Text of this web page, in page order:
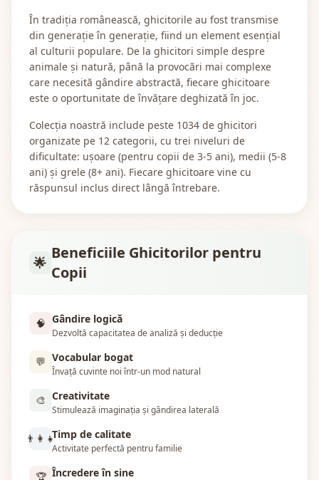
În tradiția românească, ghicitorile au fost transmise
din generație în generație, fiind un element esențial
al culturii populare. De la ghicitori simple despre
animale și natură, până la provocări mai complexe
care necesită gândire abstractă, fiecare ghicitoare
este o oportunitate de învățare deghizată în joc.
Colecția noastră include peste 1034 de ghicitori
organizate pe 12 categorii, cu trei niveluri de
dificultate: ușoare (pentru copii de 3-5 ani), medii (5-8
ani) și grele (8+ ani). Fiecare ghicitoare vine cu
răspunsul inclus direct lângă întrebare.
🌟
Beneficiile Ghicitorilor pentru
Copii
🧠 Gândire logică
Dezvoltă capacitatea de analiză și deducție
💬 Vocabular bogat
Învață cuvinte noi într-un mod natural
🎨 Creativitate
Stimulează imaginația și gândirea laterală
👨‍👩‍👧Timp de calitate
Activitate perfectă pentru familie
🏆 Încredere în sine